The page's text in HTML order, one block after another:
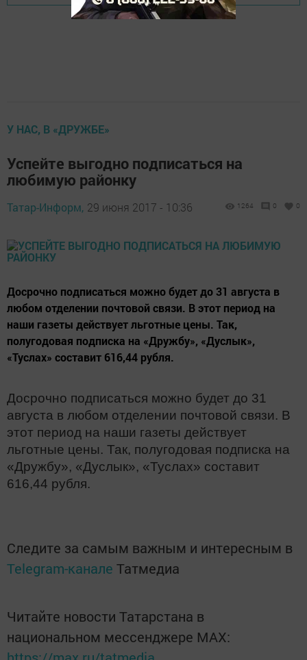
У НАС, В «ДРУЖБЕ»
Успейте выгодно подписаться на
любимую районку
Татар-Информ, 29 июня 2017 - 10:36 1264 0 0
Досрочно подписаться можно будет до 31 августа в
любом отделении почтовой связи. В этот период на
наши газеты действует льготные цены. Так,
полугодовая подписка на «Дружбу», «Дуслык»,
«Туслах» составит 616,44 рубля.
Досрочно подписаться можно будет до 31
августа в любом отделении почтовой связи. В
этот период на наши газеты действует
льготные цены. Так, полугодовая подписка на
«Дружбу», «Дуслык», «Туслах» составит
616,44 рубля.
Следите за самым важным и интересным в
Telegram-канале Татмедиа
Читайте новости Татарстана в
национальном мессенджере MАХ: